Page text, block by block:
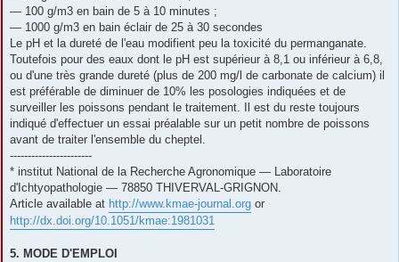
— 100 g/m3 en bain de 5 à 10 minutes ;
— 1000 g/m3 en bain éclair de 25 à 30 secondes
Le pH et la dureté de l'eau modifient peu la toxicité du permanganate.
Toutefois pour des eaux dont le pH est supérieur à 8,1 ou inférieur à 6,8,
ou d'une très grande dureté (plus de 200 mg/l de carbonate de calcium) il
est préférable de diminuer de 10% les posologies indiquées et de
surveiller les poissons pendant le traitement. Il est du reste toujours
indiqué d'effectuer un essai préalable sur un petit nombre de poissons
avant de traiter l'ensemble du cheptel.
-----------------------
* institut National de la Recherche Agronomique — Laboratoire
d'Ichtyopathologie — 78850 THIVERVAL-GRIGNON.
Article available at http://www.kmae-journal.org or
http://dx.doi.org/10.1051/kmae:1981031
5. MODE D'EMPLOI